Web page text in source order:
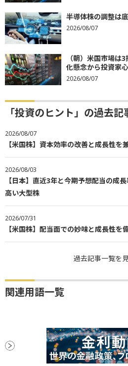
半導体株の調整は
2026/08/07
（朝）米国市場
化懸念から投資家
2026/08/07
「投資のヒント」の過去
2026/08/07
【米国株】資本効率の改善と成長性を
2026/08/03
【日本】直近3年と今期予想配当の成
高い大型株
2026/07/31
【米国株】配当面での妙味と成長性を
過去記事一覧を
関連用語一覧